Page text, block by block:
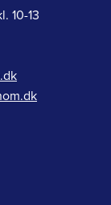
10-13